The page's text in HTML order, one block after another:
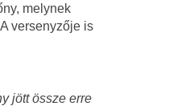
melynek
versenyzője is
jött össze erre